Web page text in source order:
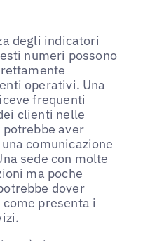
degli indicatori
numeri possono
operativi. Una
frequenti
clienti nelle
aver
comunicazione
sede con molte
ma poche
dover
presenta i